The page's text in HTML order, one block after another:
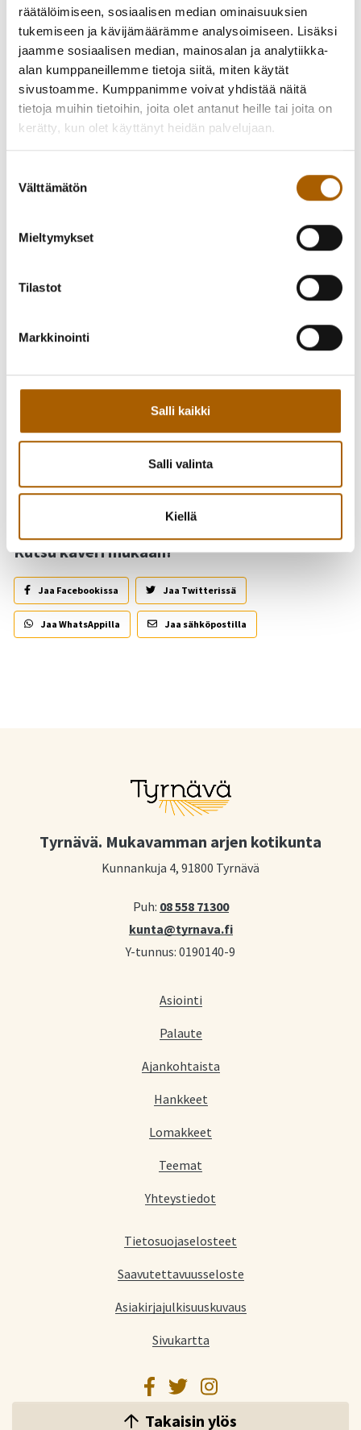
räätälöimiseen, sosiaalisen median ominaisuuksien
tukemiseen ja kävijämäärämme analysoimiseen. Lisäksi
jaamme sosiaalisen median, mainosalan ja analytiikka-
alan kumppaneillemme tietoja siitä, miten käytät
sivustoamme. Kumppanimme voivat yhdistää näitä
tietoja muihin tietoihin, joita olet antanut heille tai joita on
kerätty, kun olet käyttänyt heidän palvelujaan.
valinta
Välttämätön
Mieltymykset
Tilastot
Markkinointi
Salli kaikki
Salli valinta
Kiellä
Taiteilijan kertomaa:
Kukat ovat inspiroineet taiteilijoita vuosisatoja. Itse en ole
liioin ollut innostunut aiheesta. Tämä epidemian
aiheuttama eristys laittoi minunkin ajatuksia uusille vesille.
Kukkia – kukkia – nyt pitää saada kukkia. Niinpä ostin ja
ostan ilokseni kukkia. Yllätyksekseni halusinkin ikuistaa
Sitten reitti avautui. Maalaus maalauksen perään syntyi
Pian huomasin, että turkoosi väri otti tilaa. Kukat halusivat
kukka lainkaan. Annoin kukkien tulla sellaisina kuin
Oodi on haltioituneen sävyinen lyyrinen runo
mielikuvitukseen, mielleyhtymiin (Wikipedia). Näistä
Takaisin tapahtumiin
Kutsu kaveri mukaan!
Jaa Facebookissa Jaa Twitterissä
Jaa WhatsAppilla Jaa sähköpostilla
Tyrnävä. Mukavamman arjen kotikunta
Kunnankuja 4, 91800 Tyrnävä
Puh: 08 558 71300
kunta@tyrnava.fi
Y-tunnus: 0190140-9
Asiointi
Palaute
Ajankohtaista
Hankkeet
Lomakkeet
Teemat
Yhteystiedot
Tietosuojaselosteet
Saavutettavuusseloste
Asiakirjajulkisuuskuvaus
Sivukartta
Facebook
TwitterInstagram
Takaisin ylös